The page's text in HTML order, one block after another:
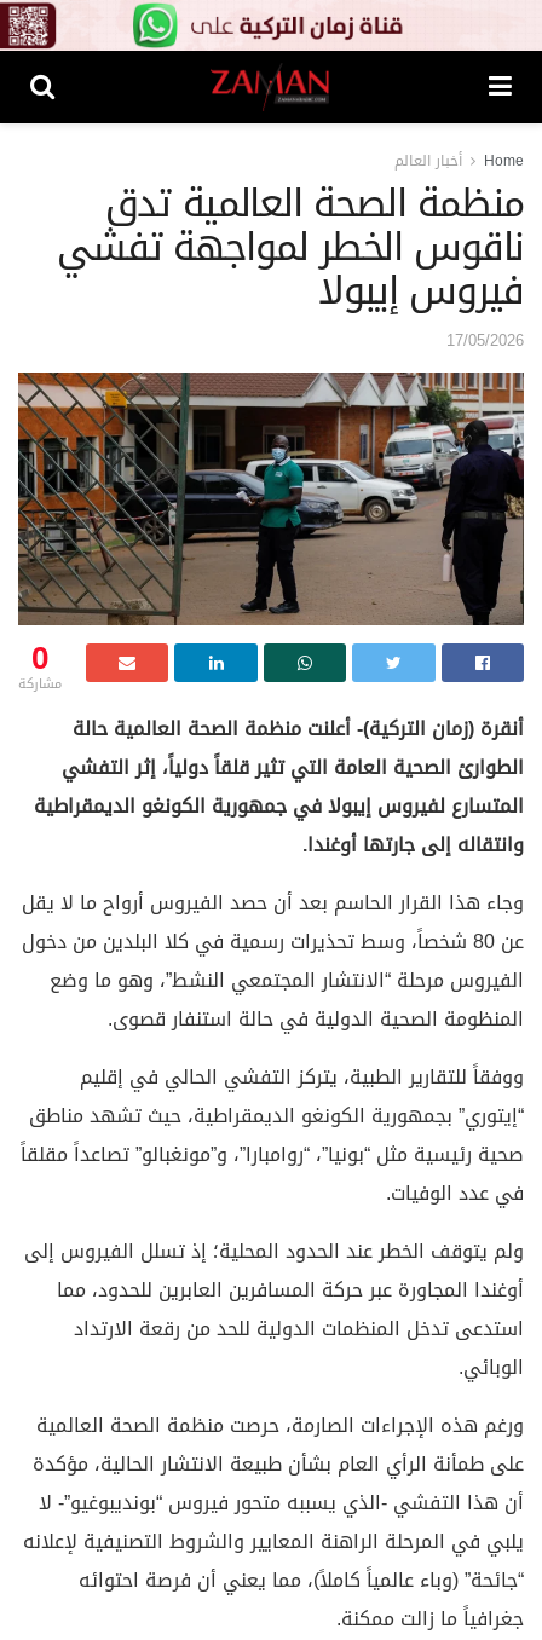
Home أخبار العالم
منظمة الصحة العالمية تدق
ناقوس الخطر لمواجهة تفشي
فيروس إيبولا
17/05/2026
0
مشاركة
أنقرة (زمان التركية)- أعلنت منظمة الصحة العالمية حالة
الطوارئ الصحية العامة التي تثير قلقاً دولياً، إثر التفشي
المتسارع لفيروس إيبولا في جمهورية الكونغو الديمقراطية
وانتقاله إلى جارتها أوغندا.
وجاء هذا القرار الحاسم بعد أن حصد الفيروس أرواح ما لا يقل
عن 80 شخصاً، وسط تحذيرات رسمية في كلا البلدين من دخول
الفيروس مرحلة “الانتشار المجتمعي النشط”، وهو ما وضع
المنظومة الصحية الدولية في حالة استنفار قصوى.
ووفقاً للتقارير الطبية، يتركز التفشي الحالي في إقليم
“إيتوري” بجمهورية الكونغو الديمقراطية، حيث تشهد مناطق
صحية رئيسية مثل “بونيا”، “روامبارا”، و”مونغبالو” تصاعداً مقلقاً
في عدد الوفيات.
ولم يتوقف الخطر عند الحدود المحلية؛ إذ تسلل الفيروس إلى
أوغندا المجاورة عبر حركة المسافرين العابرين للحدود، مما
استدعى تدخل المنظمات الدولية للحد من رقعة الارتداد
الوبائي.
ورغم هذه الإجراءات الصارمة، حرصت منظمة الصحة العالمية
على طمأنة الرأي العام بشأن طبيعة الانتشار الحالية، مؤكدة
أن هذا التفشي -الذي يسببه متحور فيروس “بونديبوغيو”- لا
يلبي في المرحلة الراهنة المعايير والشروط التصنيفية لإعلانه
“جائحة” (وباء عالمياً كاملاً)، مما يعني أن فرصة احتوائه
جغرافياً ما زالت ممكنة.